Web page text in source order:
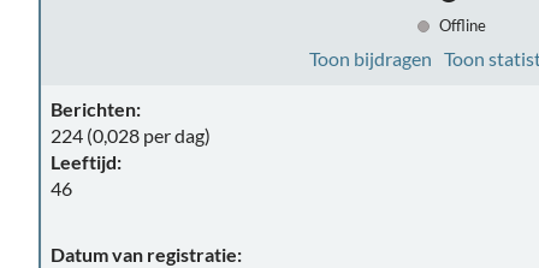
Offline
Toon bijdragen Toon
Berichten:
224 (0,028 per dag)
Leeftijd:
46
Datum van registratie: